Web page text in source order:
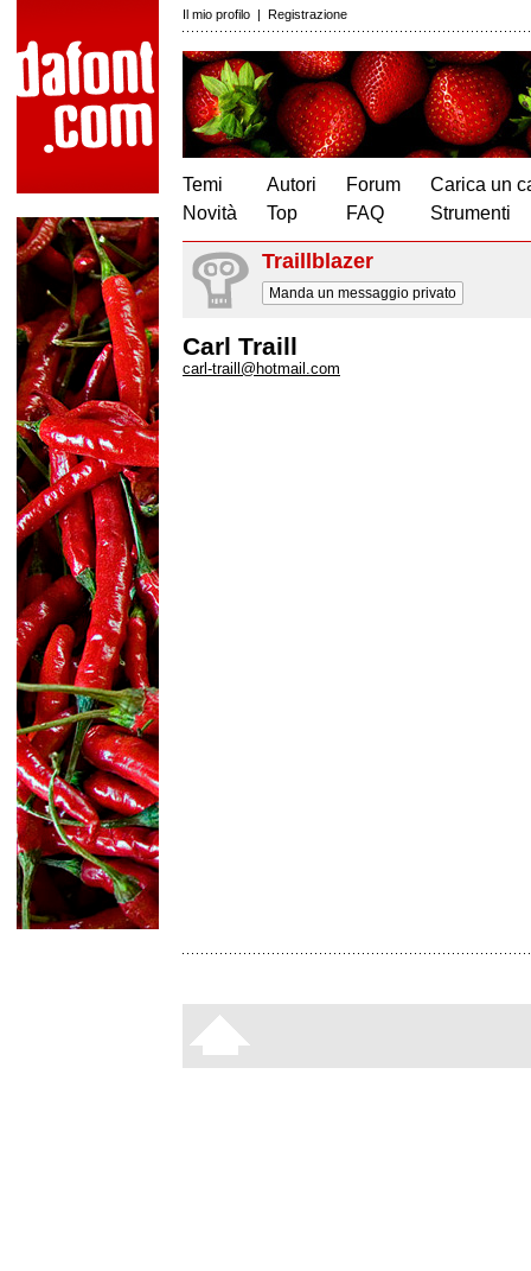
Il mio profilo | Registrazione
Temi
Novità
Autori
Top
Forum
FAQ
Carica un
Strumenti
Traillblazer
Manda un messaggio privato
Carl Traill
carl-traill@hotmail.com